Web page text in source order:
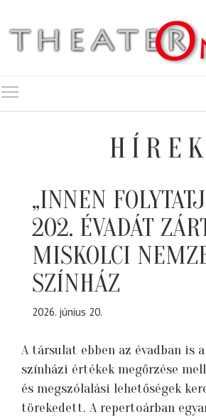
HÍREK
„INNEN
202. ÉVADÁT
MISKOLCI
SZÍNHÁZ
2026. június 20.
A társulat ebben az évadban is
színházi értékek megőrzése
és megszólalási lehetőségek
törekedett. A repertoárban